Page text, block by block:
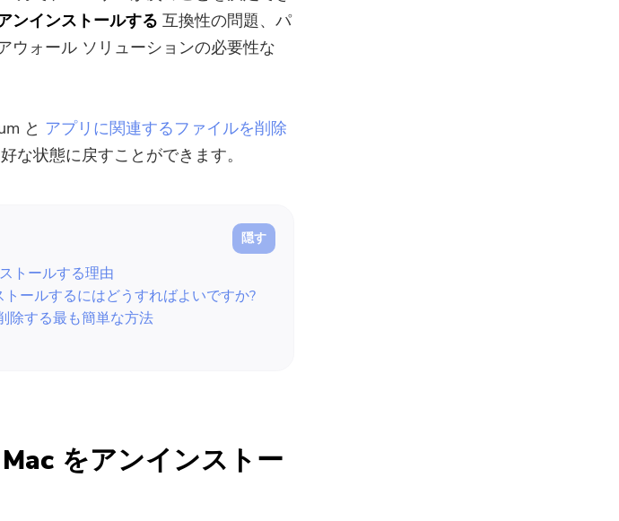
ンインストールする 互換性の問題、パ
ウォール ソリューションの必要性な
と アプリに関連するファイルを削除
な状態に戻すことができます。
トールする理由
ールするにはどうすればよいですか?
除する最も簡単な方法
をアンインストー